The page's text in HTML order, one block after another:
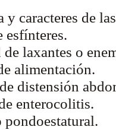
y caracteres de
esfínteres.
laxantes o
alimentación.
distensión
enterocolitis.